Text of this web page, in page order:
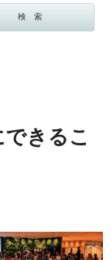
きるこ